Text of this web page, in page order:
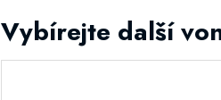
Vybírejte další